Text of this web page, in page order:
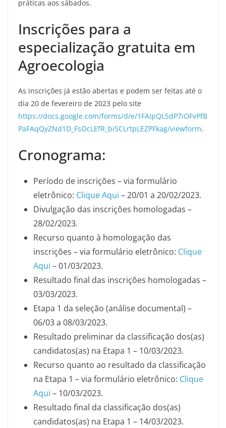
práticas aos sábados.
Inscrições para a
especialização gratuita em
Agroecologia
As inscrições já estão abertas e podem ser feitas até o
dia 20 de fevereiro de 2023 pelo site
https://docs.google.com/forms/d/e/1FAIpQLSdP7iOFvPfB
PaFAqQyZNd1D_FsOcLEfR_biSCLrtpLEZPFkag/viewform.
Cronograma:
Período de inscrições – via formulário
eletrônico: Clique Aqui – 20/01 a 20/02/2023.
Divulgação das inscrições homologadas –
28/02/2023.
Recurso quanto à homologação das
inscrições – via formulário eletrônico: Clique
Aqui – 01/03/2023.
Resultado final das inscrições homologadas –
03/03/2023.
Etapa 1 da seleção (análise documental) –
06/03 a 08/03/2023.
Resultado preliminar da classificação dos(as)
candidatos(as) na Etapa 1 – 10/03/2023.
Recurso quanto ao resultado da classificação
na Etapa 1 – via formulário eletrônico: Clique
Aqui – 10/03/2023.
Resultado final da classificação dos(as)
candidatos(as) na Etapa 1 – 14/03/2023.